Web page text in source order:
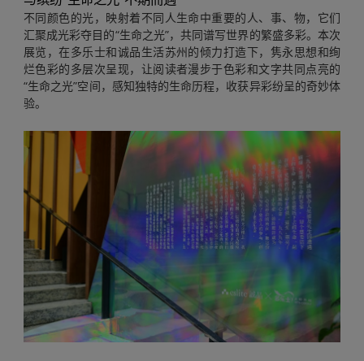
不同颜色的光，映射着不同人生命中重要的人、事、物，它们
汇聚成光彩夺目的“生命之光”，共同谱写世界的繁盛多彩。本次
展览，在多乐士和诚品生活苏州的倾力打造下，隽永思想和绚
烂色彩的多层次呈现，让阅读者漫步于色彩和文字共同点亮的
“生命之光”空间，感知独特的生命历程，收获异彩纷呈的奇妙体
验。